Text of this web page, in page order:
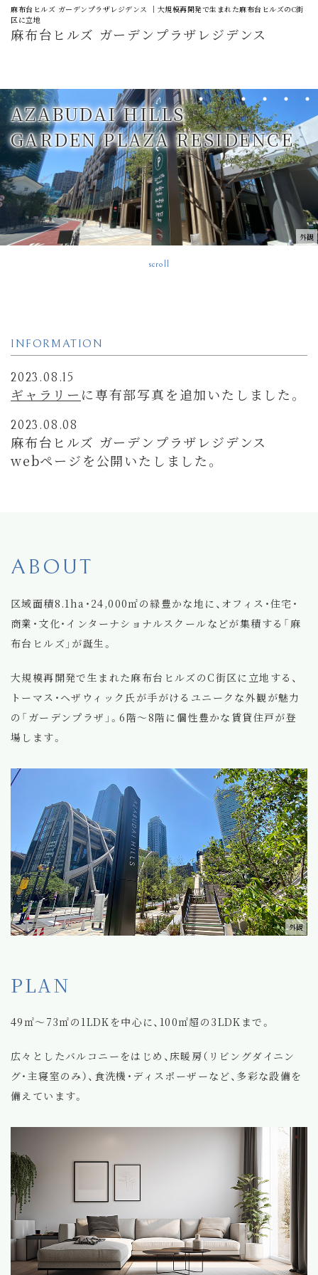
麻布台ヒルズ ガーデンプラザレジデンス ｜大規模再開発で生まれた麻布台ヒルズのC街
区に立地
麻布台ヒルズ ガーデンプラザレジデンス
外観
scroll
AZABUDAI HILLS
GARDEN PLAZA RESIDENCE
INFORMATION
2023.08.15
ギャラリー に専有部写真を追加いたしました。
2023.08.08
麻布台ヒルズ ガーデンプラザレジデンス
webページを公開いたしました。
外観
ABOUT
区域面積8.1ha・24,000㎡の緑豊かな地に、オフィス・住宅・
商業・文化・インターナショナルスクールなどが集積する「麻
布台ヒルズ」が誕生。
大規模再開発で生まれた麻布台ヒルズのC街区に立地する、
トーマス・ヘザウィック氏が手がけるユニークな外観が魅力
の「ガーデンプラザ」。6階～8階に個性豊かな賃貸住戸が登
場します。
PLAN
49㎡～73㎡の1LDKを中心に、100㎡超の3LDKまで。
広々としたバルコニーをはじめ、床暖房（リビングダイニン
グ・主寝室のみ）、食洗機・ディスポーザーなど、多彩な設備を
備えています。